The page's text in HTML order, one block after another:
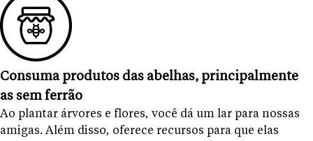
Consuma produtos das abelhas, principalmente
as sem ferrão
Ao plantar árvores e flores, você dá um lar para nossas
amigas. Além disso, oferece recursos para que elas